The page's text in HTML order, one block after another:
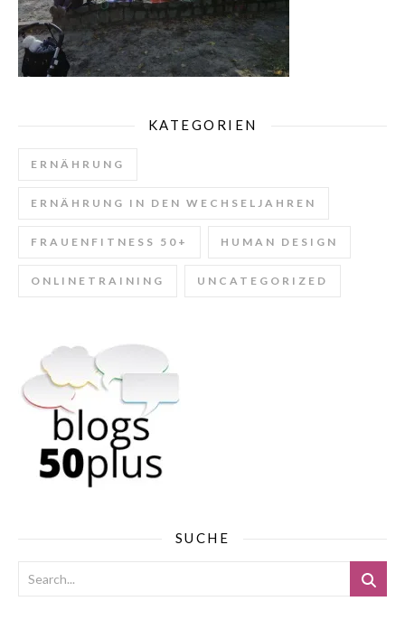
KATEGORIEN
ERNÄHRUNG
ERNÄHRUNG IN DEN WECHSELJAHREN
FRAUENFITNESS 50+ HUMAN DESIGN
ONLINETRAINING UNCATEGORIZED
SUCHE